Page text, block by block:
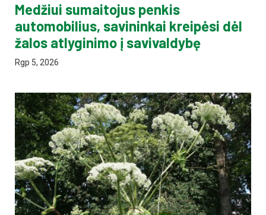
Medžiui sumaitojus penkis
automobilius, savininkai kreipėsi dėl
žalos atlyginimo į savivaldybę
Rgp 5, 2026